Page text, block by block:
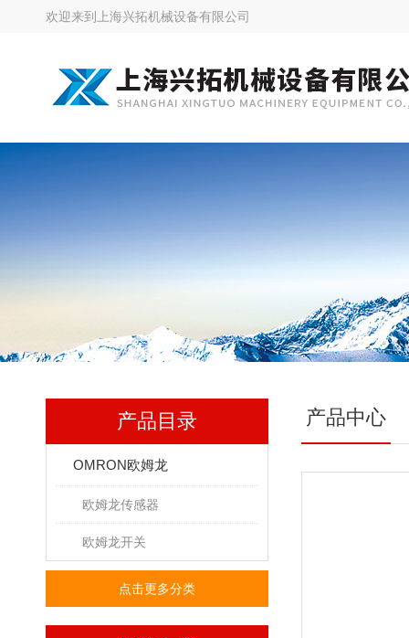
欢迎来到 上海兴拓机械设备有限公司
产品目录
OMRON欧姆龙
欧姆龙传感器
欧姆龙开关
点击更多分类
产品中心